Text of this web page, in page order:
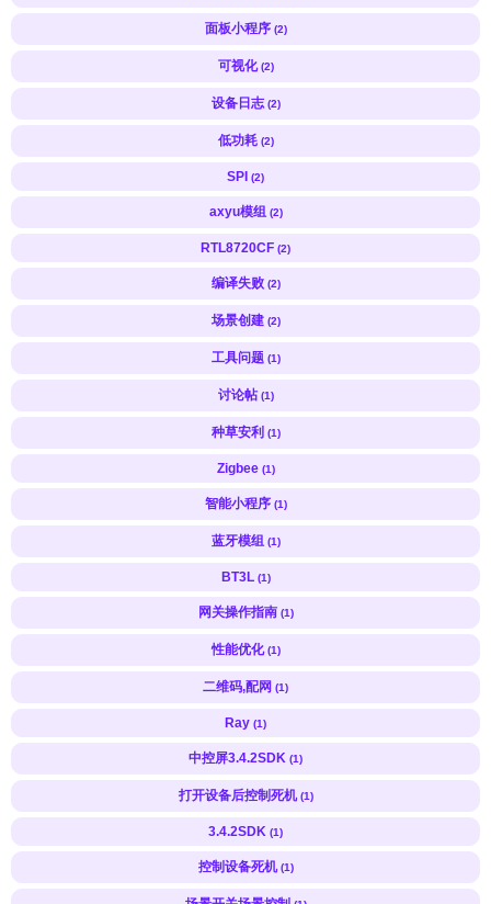
面板小程序 (2)
可视化 (2)
设备日志 (2)
低功耗 (2)
SPI (2)
axyu模组 (2)
RTL8720CF (2)
编译失败 (2)
场景创建 (2)
工具问题 (1)
讨论帖 (1)
种草安利 (1)
Zigbee (1)
智能小程序 (1)
蓝牙模组 (1)
BT3L (1)
网关操作指南 (1)
性能优化 (1)
二维码,配网 (1)
Ray (1)
中控屏3.4.2SDK (1)
打开设备后控制死机 (1)
3.4.2SDK (1)
控制设备死机 (1)